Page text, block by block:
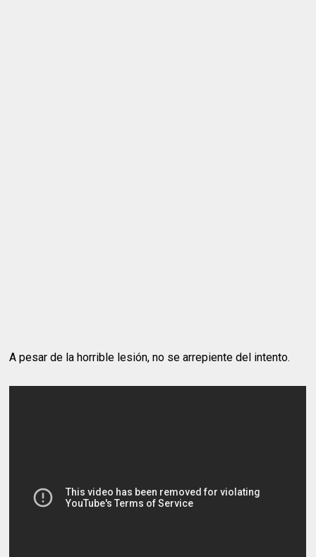
A pesar de la horrible lesión, no se arrepiente del intento.